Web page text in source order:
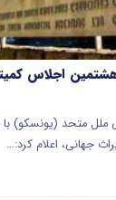
اجلاس
متحد (یونسکو) با
جهانی، اعلام کرد:…